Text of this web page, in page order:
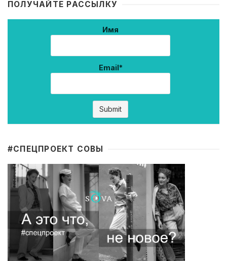
ПОЛУЧАЙТЕ РАССЫЛКУ
Имя
Email*
#CПЕЦПРОЕКТ СОВЫ